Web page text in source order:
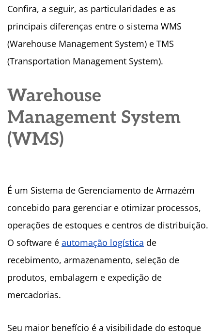
Confira, a seguir, as particularidades e as
principais diferenças entre o sistema WMS
(Warehouse Management System) e TMS
(Transportation Management System).
Warehouse
Management System
(WMS)
É um Sistema de Gerenciamento de Armazém
concebido para gerenciar e otimizar processos,
operações de estoques e centros de distribuição.
O software é automação logística de
recebimento, armazenamento, seleção de
produtos, embalagem e expedição de
mercadorias.
Seu maior benefício é a visibilidade do estoque